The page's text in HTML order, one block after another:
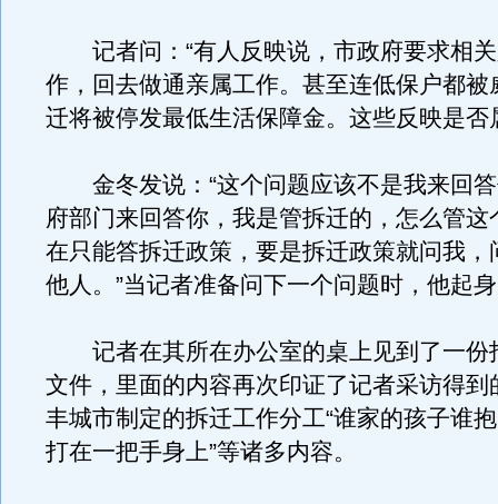
记者问：“有人反映说，市政府要求相关
作，回去做通亲属工作。甚至连低保户都被
迁将被停发最低生活保障金。这些反映是否
金冬发说：“这个问题应该不是我来回答
府部门来回答你，我是管拆迁的，怎么管这
在只能答拆迁政策，要是拆迁政策就问我，
他人。”当记者准备问下一个问题时，他起
记者在其所在办公室的桌上见到了一份
文件，里面的内容再次印证了记者采访得到
丰城市制定的拆迁工作分工“谁家的孩子谁抱
打在一把手身上”等诸多内容。